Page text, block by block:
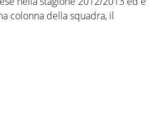
colonna della squadra, il